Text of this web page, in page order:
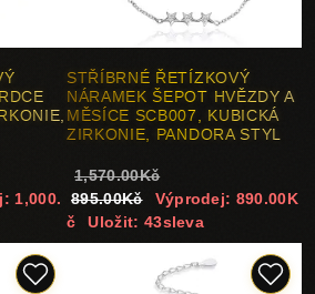
1,000.
STŘÍBRNÉ ŘETÍZKOVÝ
NÁRAMEK ŠEPOT HVĚZDY A
MĚSÍCE SCB007, KUBICKÁ
ZIRKONIE, PANDORA STYL
1,570.00Kč
895.00Kč
Výprodej: 890.00K
č
Uložit: 43sleva